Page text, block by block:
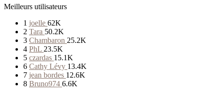
Meilleurs utilisateurs
1 joelle 62K
2 Tara 50.2K
3 Chambaron 25.2K
4 PhL 23.5K
5 czardas 15.1K
6 Cathy Lévy 13.4K
7 jean bordes 12.6K
8 Bruno974 6.6K